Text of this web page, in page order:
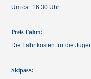
Um ca. 16:30 Uhr
Preis Fahrt:
Die Fahrtkosten für die
Skipass: